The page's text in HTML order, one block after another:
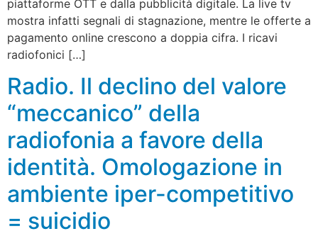
piattaforme OTT e dalla pubblicità digitale. La live tv
mostra infatti segnali di stagnazione, mentre le offerte a
pagamento online crescono a doppia cifra. I ricavi
radiofonici […]
Radio. Il declino del valore
“meccanico” della
radiofonia a favore della
identità. Omologazione in
ambiente iper-competitivo
= suicidio